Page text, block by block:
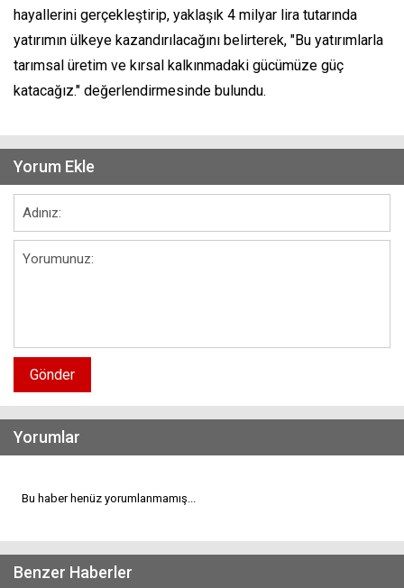
hayallerini gerçekleştirip, yaklaşık 4 milyar lira tutarında
yatırımın ülkeye kazandırılacağını belirterek, "Bu yatırımlarla
tarımsal üretim ve kırsal kalkınmadaki gücümüze güç
katacağız." değerlendirmesinde bulundu.
Yorum Ekle
Gönder
Yorumlar
Bu haber henüz yorumlanmamış...
Benzer Haberler